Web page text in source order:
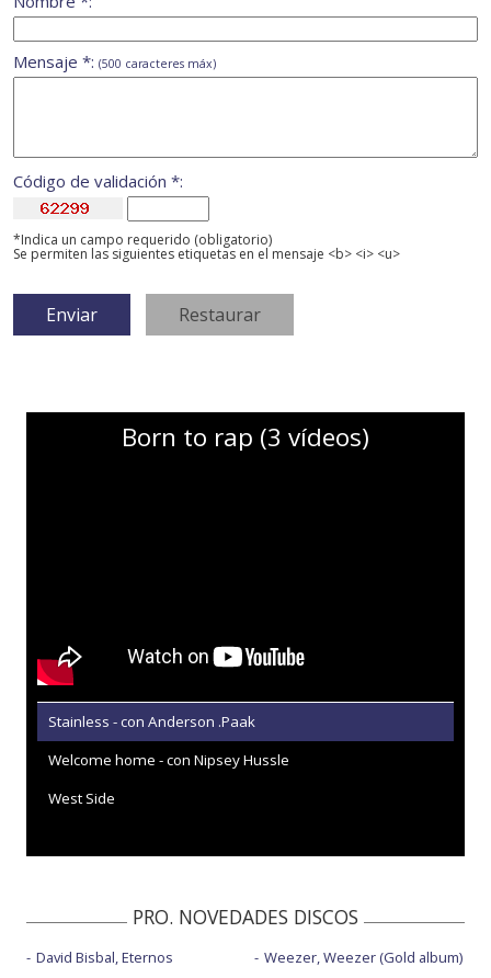
Mensaje *: (500 caracteres máx)
Código de validación *:
*Indica un campo requerido (obligatorio)
Se permiten las siguientes etiquetas en el mensaje <b> <i> <u>
Born to rap (3 vídeos)
Stainless - con Anderson .Paak
Welcome home - con Nipsey Hussle
West Side
PRO. NOVEDADES DISCOS
David Bisbal, Eternos
Weezer, Weezer (Gold album)